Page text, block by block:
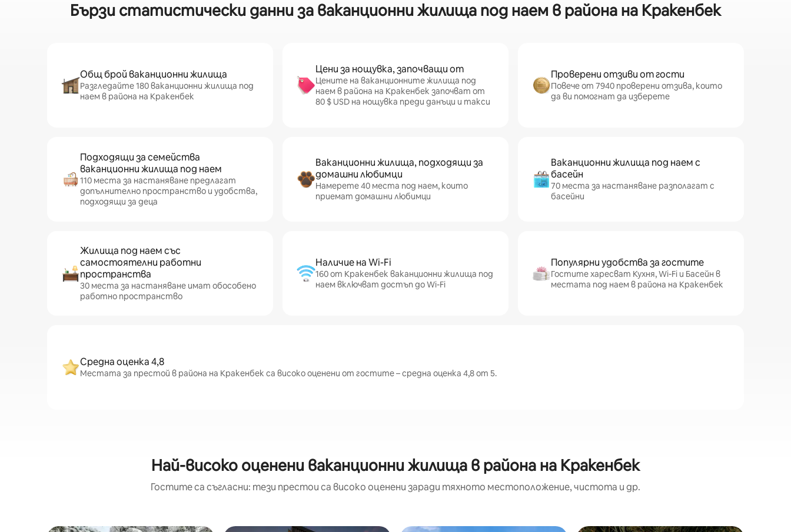
Бързи статистически данни за ваканционни жилища под наем в района на Кракенбек
Общ брой ваканционни жилища
Разгледайте 180 ваканционни жилища под
наем в района на Кракенбек
Цени за нощувка, започващи от
Цените на ваканционните жилища под
наем в района на Кракенбек започват от
80 $ USD на нощувка преди данъци и такси
Проверени отзиви от гости
Повече от 7940 проверени отзива, които
да ви помогнат да изберете
Подходящи за семейства
ваканционни жилища под наем
110 места за настаняване предлагат
допълнително пространство и удобства,
подходящи за деца
Ваканционни жилища, подходящи за
домашни любимци
Намерете 40 места под наем, които
приемат домашни любимци
Ваканционни жилища под наем с
басейн
70 места за настаняване разполагат с
басейни
Жилища под наем със
самостоятелни работни
пространства
30 места за настаняване имат обособено
работно пространство
Наличие на Wi-Fi
160 от Кракенбек ваканционни жилища под
наем включват достъп до Wi-Fi
Популярни удобства за гостите
Гостите харесват Кухня, Wi-Fi и Басейн в
местата под наем в района на Кракенбек
Средна оценка 4,8
Местата за престой в района на Кракенбек са високо оценени от гостите – средна оценка 4,8 от 5.
Най-високо оценени ваканционни жилища в района на Кракенбек
Гостите са съгласни: тези престои са високо оценени заради тяхното местоположение, чистота и др.